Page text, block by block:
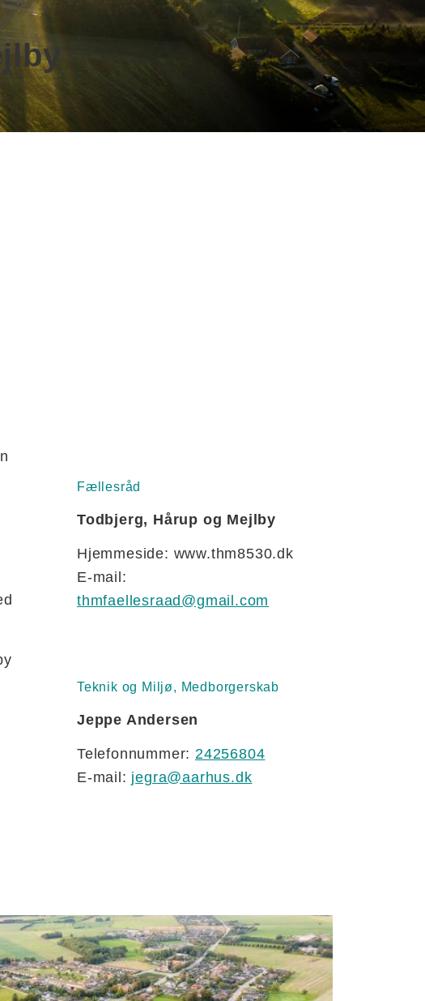
Fællesråd
Todbjerg, Hårup og Mejlby
Hjemmeside: www.thm8530.dk
E-mail:
thmfaellesraad@gmail.com
Teknik og Miljø, Medborgerskab
Jeppe Andersen
Telefonnummer:24256804
E-mail: jegra@aarhus.dk